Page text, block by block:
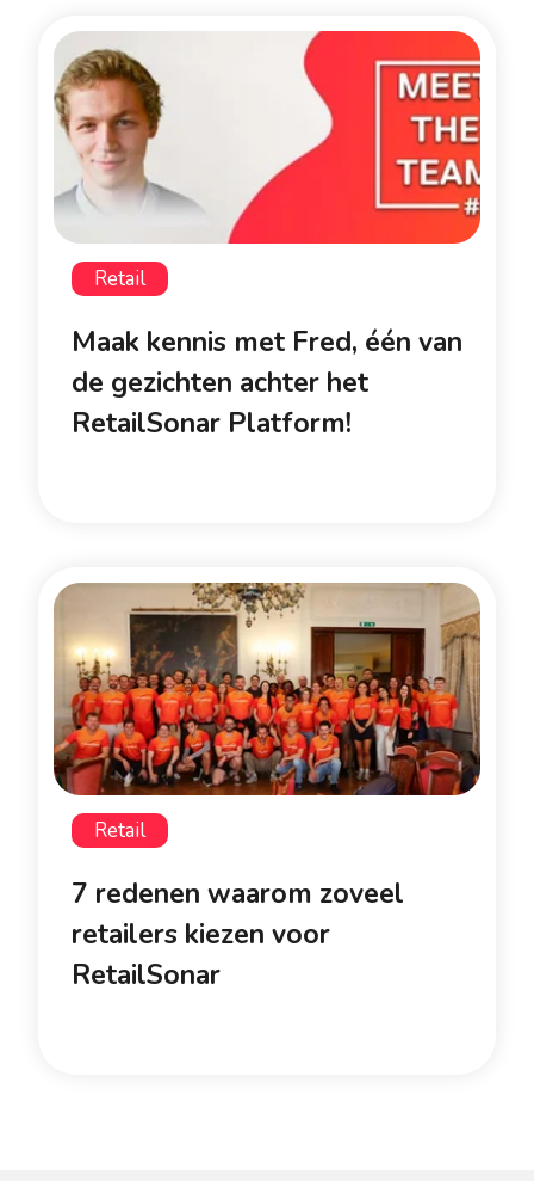
Retail
Maak kennis met Fred, één van
de gezichten achter het
RetailSonar Platform!
Retail
7 redenen waarom zoveel
retailers kiezen voor
RetailSonar